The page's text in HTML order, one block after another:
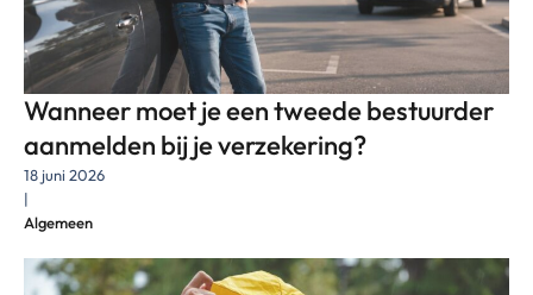
Wanneer moet je een tweede bestuurder
aanmelden bij je verzekering?
18 juni 2026
|
Algemeen